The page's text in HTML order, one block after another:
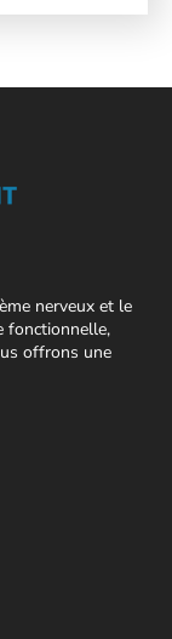
nerveux et le
fonctionnelle,
offrons une